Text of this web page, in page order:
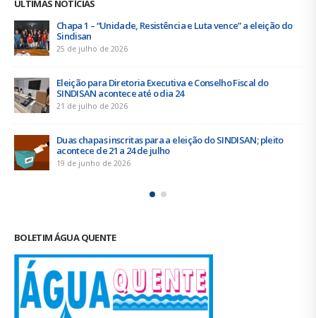
ÚLTIMAS NOTÍCIAS
Chapa 1 – “Unidade, Resistência e Luta vence” a eleição do
Sindisan
25 de julho de 2026
Eleição para Diretoria Executiva e Conselho Fiscal do
SINDISAN acontece até o dia 24
21 de julho de 2026
Duas chapas inscritas para a eleição do SINDISAN; pleito
acontece de 21 a 24 de julho
19 de junho de 2026
BOLETIM ÁGUA QUENTE